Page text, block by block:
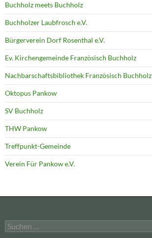
Buchholz meets Buchholz
Buchholzer Laubfrosch e.V.
Bürgerverein Dorf Rosenthal e.V.
Ev. Kirchengemeinde Französisch Buchholz
Nachbarschaftsbibliothek Französisch Buchholz
Oktopus Pankow
SV Buchholz
THW Pankow
Treffpunkt-Gemeinde
Verein Für Pankow e.V.
Suchen
nach: